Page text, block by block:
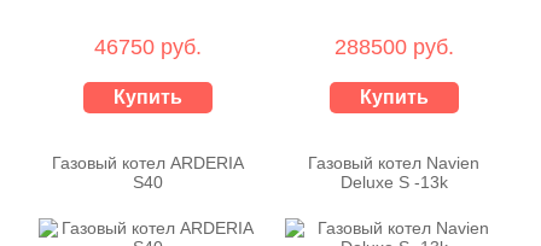
46750 руб.
Купить
288500 руб.
Купить
Газовый котел ARDERIA
S40
Газовый котел Navien
Deluxe S -13k